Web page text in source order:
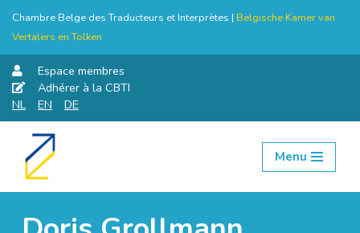
Chambre Belge des Traducteurs et Interprètes | Belgische Kamer van
Vertalers en Tolken
Espace membres
Adhérer à la CBTI
NL
EN DE
Aller
Menu